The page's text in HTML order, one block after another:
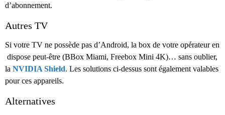
d’abonnement.
Autres TV
Si votre TV ne possède pas d’Android, la box de votre opérateur en
dispose peut-être (BBox Miami, Freebox Mini 4K)… sans oublier,
la NVIDIA Shield. Les solutions ci-dessus sont également valables
pour ces appareils.
Alternatives